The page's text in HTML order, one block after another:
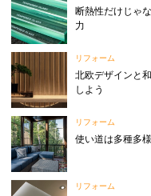
断熱性だけじゃ
力
リフォーム
北欧デザインと
しよう
リフォーム
使い道は多種多
リフォーム